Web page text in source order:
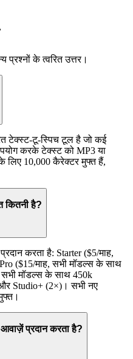
प्रश्नों के त्वरित उत्तर।
टेक्स्ट-टू-स्पिच टूल है जो कई
करके टेक्स्ट को MP3 या
लिए 10,000 कैरेक्टर मुफ्त हैं,
है?
करता है: Starter ($5/माह,
($15/माह, सभी मॉडल्स के साथ
मॉडल्स के साथ 450k
Studio+ (2×)। सभी नए
प्रदान करता है?